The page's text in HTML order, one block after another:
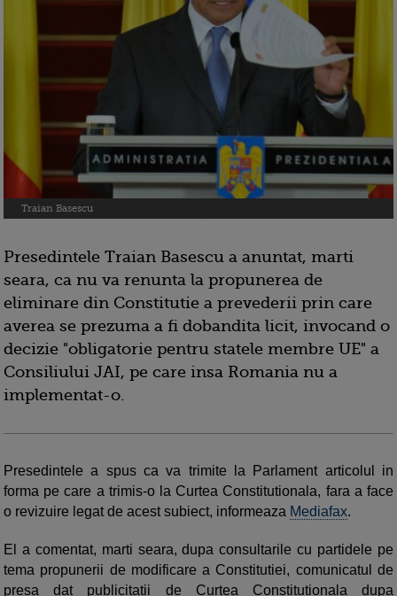
Traian Basescu
Presedintele Traian Basescu a anuntat, marti
seara, ca nu va renunta la propunerea de
eliminare din Constitutie a prevederii prin care
averea se prezuma a fi dobandita licit, invocand o
decizie "obligatorie pentru statele membre UE" a
Consiliului JAI, pe care insa Romania nu a
implementat-o.
Presedintele a spus ca va trimite la Parlament articolul in
forma pe care a trimis-o la Curtea Constitutionala, fara a face
o revizuire legat de acest subiect, informeaza Mediafax.
El a comentat, marti seara, dupa consultarile cu partidele pe
tema propunerii de modificare a Constitutiei, comunicatul de
presa dat publicitatii de Curtea Constitutionala dupa